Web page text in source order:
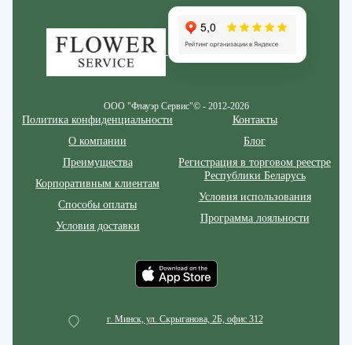
ООО "Флауэр Сервис"© - 2012-2026
Политика конфиденциальности
О компании
Преимущества
Корпоративным клиентам
Способы оплаты
Условия доставки
Контакты
Блог
Регистрация в торговом реестре
Республики Беларусь
Условия использования
Программа лояльности
г. Минск, ул. Скрыганова, 2Б, офис 312